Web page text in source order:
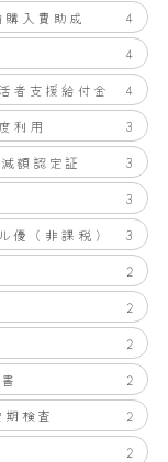
入費助成
4
4
者支援給付金
4
利用
3
額認定証
3
3
優（非課税）
3
2
2
2
2
期検査
2
2